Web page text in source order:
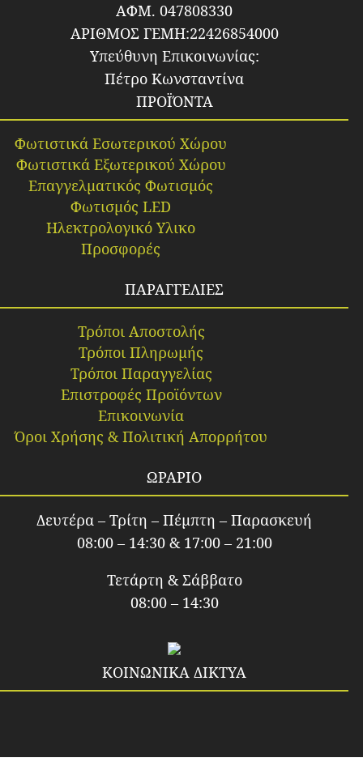
ΑΦΜ. 047808330
ΑΡΙΘΜΟΣ ΓΕΜΗ:22426854000
Υπεύθυνη Επικοινωνίας:
Πέτρο Κωνσταντίνα
ΠΡΟΪΌΝΤΑ
Φωτιστικά Εσωτερικού Χώρου
Φωτιστικά Εξωτερικού Χώρου
Επαγγελματικός Φωτισμός
Φωτισμός LED
Ηλεκτρολογικό Υλικο
Προσφορές
ΠΑΡΑΓΓΕΛΙΕΣ
Τρόποι Αποστολής
Τρόποι Πληρωμής
Τρόποι Παραγγελίας
Επιστροφές Προϊόντων
Επικοινωνία
Όροι Χρήσης & Πολιτική Απορρήτου
ΩΡΑΡΙΟ
Δευτέρα – Τρίτη – Πέμπτη – Παρασκευή
08:00 – 14:30 & 17:00 – 21:00
Τετάρτη & Σάββατο
08:00 – 14:30
ΚΟΙΝΩΝΙΚΑ ΔΙΚΤΥΑ